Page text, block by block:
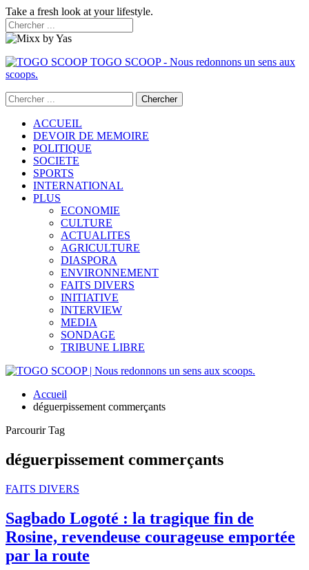
Take a fresh look at your lifestyle.
TOGO SCOOP - Nous redonnons un sens aux
scoops.
ACCUEIL
DEVOIR DE MEMOIRE
POLITIQUE
SOCIETE
SPORTS
INTERNATIONAL
PLUS
ECONOMIE
CULTURE
ACTUALITES
AGRICULTURE
DIASPORA
ENVIRONNEMENT
FAITS DIVERS
INITIATIVE
INTERVIEW
MEDIA
SONDAGE
TRIBUNE LIBRE
Accueil
déguerpissement commerçants
Parcourir Tag
déguerpissement commerçants
FAITS DIVERS
Sagbado Logoté : la tragique fin de
Rosine, revendeuse courageuse emportée
par la route